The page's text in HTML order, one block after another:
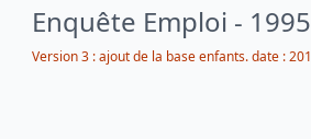
Enquête Emploi - 1995
Version 3 : ajout de la base enfants. date :